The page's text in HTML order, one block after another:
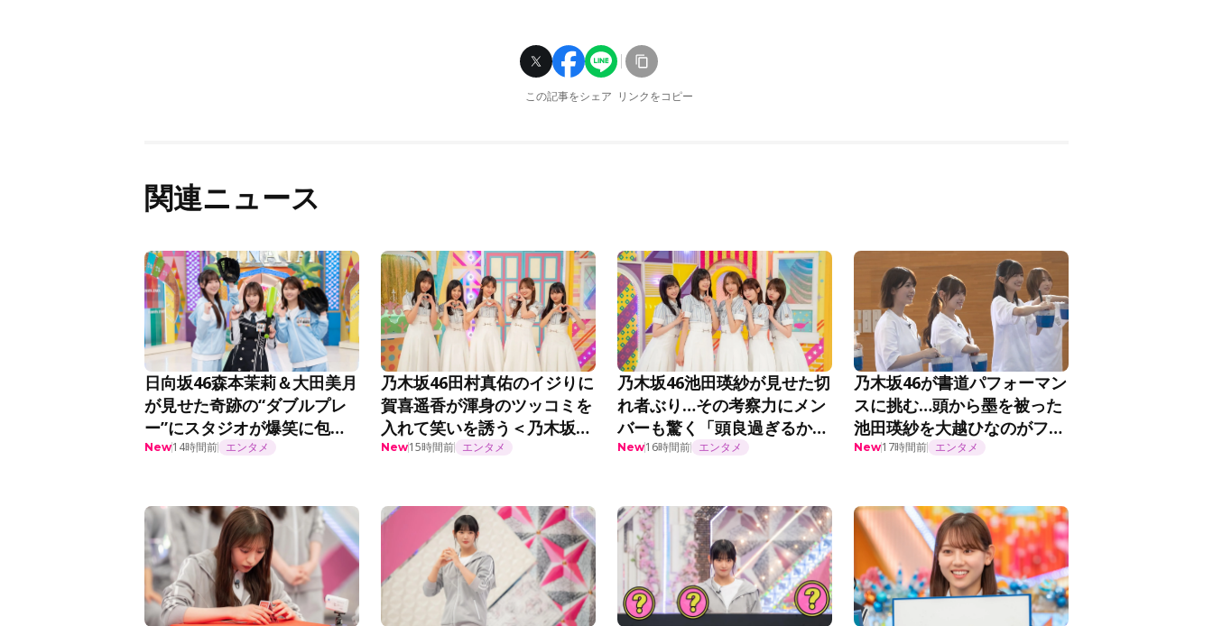
この記事をシェア リンクをコピー
関連ニュース
日向坂46森本茉莉＆大田美月
が見せた奇跡の“ダブルプレ
ー”にスタジオが爆笑に包ま
れる＜まだまだ！日向坂で会
New14時間前 エンタメ
乃木坂46田村真佑のイジりに
賀喜遥香が渾身のツッコミを
入れて笑いを誘う＜乃木坂工
事延長中＞
New15時間前 エンタメ
乃木坂46池田瑛紗が見せた切
れ者ぶり…その考察力にメン
バーも驚く「頭良過ぎるか
も…」「絶対未来人だと思
New16時間前 エンタメ
乃木坂46が書道パフォーマン
スに挑む…頭から墨を被った
池田瑛紗を大越ひなのがフォ
ロー「アーティスティックで
New17時間前 エンタメ